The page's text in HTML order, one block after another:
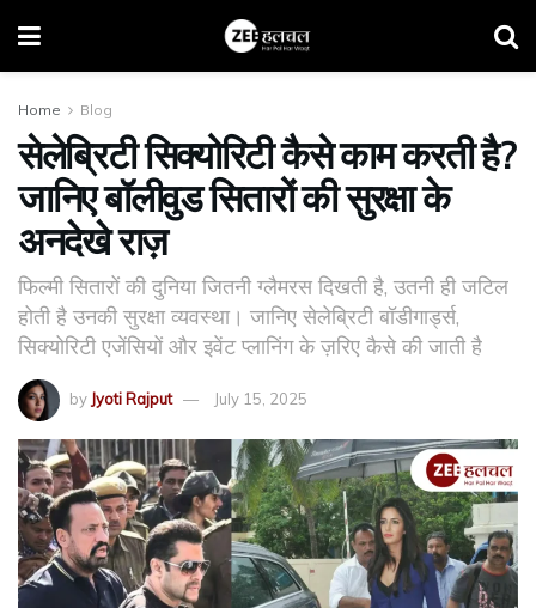
Home Blog
सेलेब्रिटी सिक्योरिटी कैसे काम करती है?
जानिए बॉलीवुड सितारों की सुरक्षा के
अनदेखे राज़
फिल्मी सितारों की दुनिया जितनी ग्लैमरस दिखती है, उतनी ही जटिल
होती है उनकी सुरक्षा व्यवस्था। जानिए सेलेब्रिटी बॉडीगार्ड्स,
सिक्योरिटी एजेंसियों और इवेंट प्लानिंग के ज़रिए कैसे की जाती है
by Jyoti Rajput July 15, 2025